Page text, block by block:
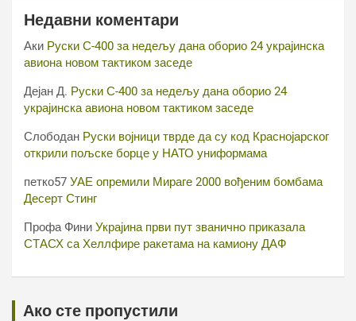
Недавни коментари
Аки Руски С-400 за недељу дана оборио 24 украјинска
авиона новом тактиком заседе
Дејан Д. Руски С-400 за недељу дана оборио 24
украјинска авиона новом тактиком заседе
Слободан Руски војници тврде да су код Краснојарског
открили пољске борце у НАТО униформама
петко57 УАЕ опремили Мираге 2000 вођеним бомбама
Десерт Стинг
Профа Фини Украјина први пут званично приказала
СТАСХ са Хеллфире ракетама на камиону ДАФ
Ако сте пропустили